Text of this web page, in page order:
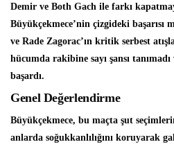
Demir ve Both Gach ile farkı
Büyükçekmece’nin çizgideki başarısı
ve Rade Zagorac’ın kritik serbest
hücumda rakibine sayı şansı
başardı.
Genel Değerlendirme
Büyükçekmece, bu maçta şut
anlarda soğukkanlılığını koruyarak